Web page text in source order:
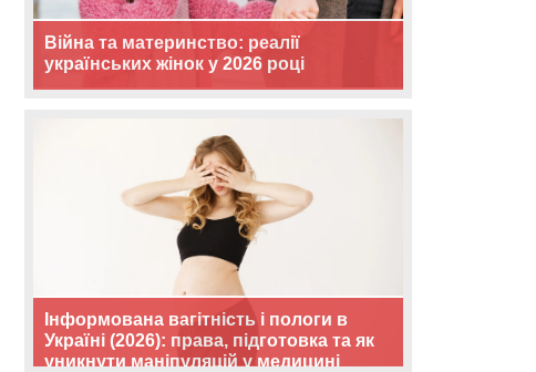
Війна та материнство: реалії
українських жінок у 2026 році
Інформована вагітність і пологи в
Україні (2026): права, підготовка та як
уникнути маніпуляцій у медицині